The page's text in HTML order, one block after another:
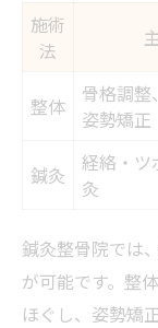
施術
法
整体
骨格調整
姿勢矯正
鍼灸
経絡・ツ
灸
鍼灸整骨院では
が可能です。整
ほぐし、姿勢矯